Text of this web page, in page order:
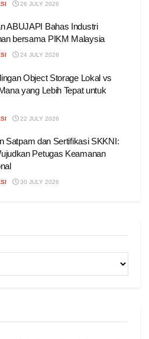
26 JULY 2026
ABUJAPI Bahas Industri
bersama PIKM Malaysia
24 JULY 2026
Object Storage Lokal vs
yang Lebih Tepat untuk
22 JULY 2026
Satpam dan Sertifikasi SKKNI:
Petugas Keamanan
30 JULY 2026